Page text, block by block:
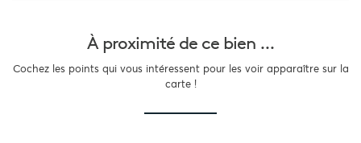
À proximité de ce bien ...
Cochez les points qui vous intéressent pour les voir apparaître sur la
carte !